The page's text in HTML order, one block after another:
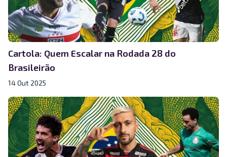
Cartola: Quem Escalar na Rodada 28 do
Brasileirão
14 Out 2025